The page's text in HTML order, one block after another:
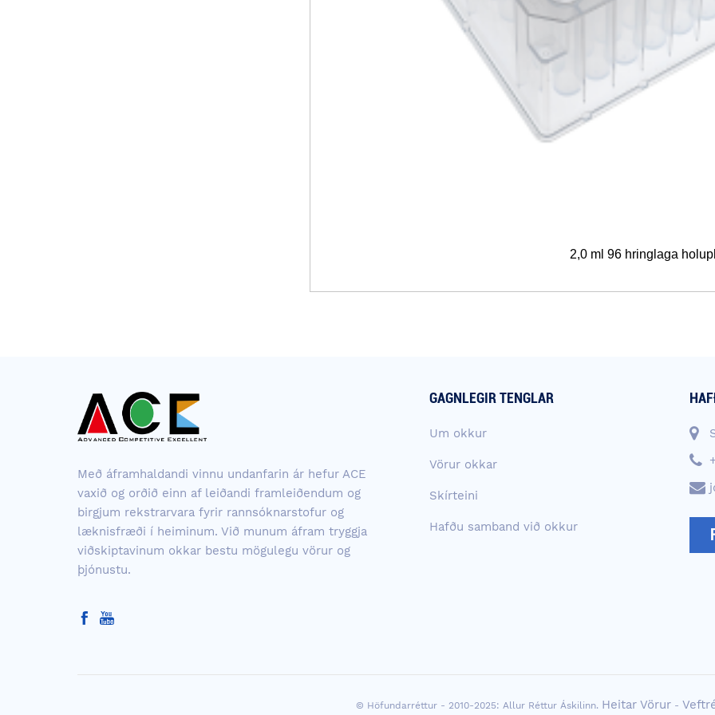
2,0 ml 96 hringlaga
Með áframhaldandi vinnu undanfarin ár hefur ACE
vaxið og orðið einn af leiðandi framleiðendum og
birgjum rekstrarvara fyrir rannsóknarstofur og
læknisfræði í heiminum. Við munum áfram tryggja
viðskiptavinum okkar bestu mögulegu vörur og
þjónustu.
GAGNLEGIR TENGLAR
Um okkur
Vörur okkar
Skírteini
Hafðu samband við okkur
© Höfundarréttur - 2010-2025: Allur Réttur Áskilinn. Heitar Vörur-